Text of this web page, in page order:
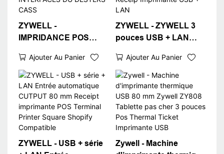
ZYWELL -
IMPRIDANCE POS
Imprimante de
réception thermique
Système POS
SYSTÈME USB RJ11
INTERFACES DU
DESTERS CASS
Ajouter Au Panier
ZYWELL - ZYWELL 3
pouces USB + LAN
Imprimante thermique
ZY808 80 mm Machine
Pos Thermal Receip
Imprimante USB + LAN
Ajouter Au Panier
ZYWELL - USB + série
Zywell - Machine